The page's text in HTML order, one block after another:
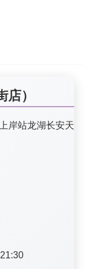
）
岸站龙湖长安天